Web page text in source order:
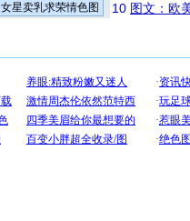
女星卖乳求荣情色图
10 图文：欧